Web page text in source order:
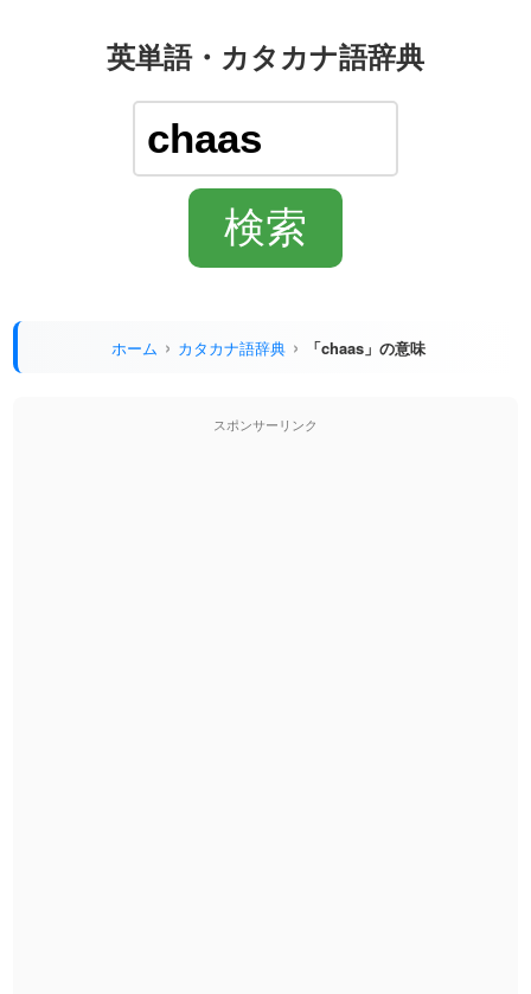
英単語・カタカナ語辞典
ホーム カタカナ語辞典 「chaas」の意味
スポンサーリンク